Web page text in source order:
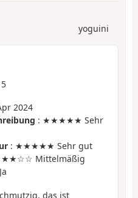
yoguini
5
2024
: ★★★★★ Sehr
: ★★★★★ Sehr gut
Mittelmäßig
das ist